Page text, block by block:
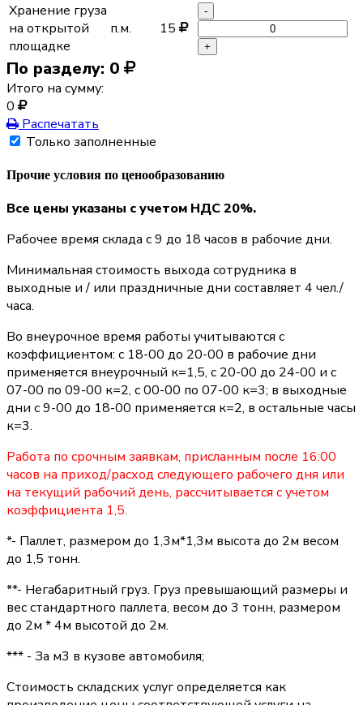
Хранение груза
на открытой
площадке
п.м. 15
-
+
По разделу: 0
Итого на сумму:
0
Распечатать
Только заполненные
Прочие условия по ценообразованию
Все цены указаны с учетом НДС 20%.
Рабочее время склада с 9 до 18 часов в рабочие дни.
Минимальная стоимость выхода сотрудника в
выходные и / или праздничные дни составляет 4 чел./
часа.
Во внеурочное время работы учитываются с
коэффициентом: с 18-00 до 20-00 в рабочие дни
применяется внеурочный к=1,5, с 20-00 до 24-00 и с
07-00 по 09-00 к=2, с 00-00 по 07-00 к=3; в выходные
дни с 9-00 до 18-00 применяется к=2, в остальные часы
к=3.
Работа по срочным заявкам, присланным после 16:00
часов на приход/расход следующего рабочего дня или
на текущий рабочий день, рассчитывается с учетом
коэффициента 1,5.
*- Паллет, размером до 1,3м*1,3м высота до 2м весом
до 1,5 тонн.
**- Негабаритный груз. Груз превышающий размеры и
вес стандартного паллета, весом до 3 тонн, размером
до 2м * 4м высотой до 2м.
*** - За м3 в кузове автомобиля;
Стоимость складских услуг определяется как